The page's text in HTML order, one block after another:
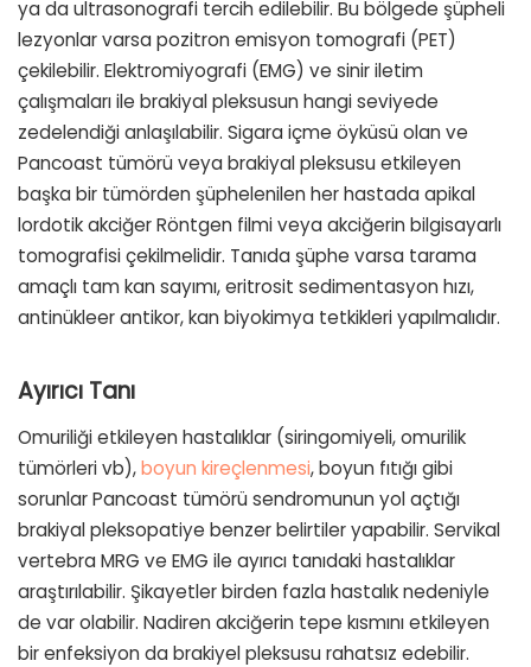
ya da ultrasonografi tercih edilebilir. Bu bölgede şüpheli
lezyonlar varsa pozitron emisyon tomografi (PET)
çekilebilir. Elektromiyografi (EMG) ve sinir iletim
çalışmaları ile brakiyal pleksusun hangi seviyede
zedelendiği anlaşılabilir. Sigara içme öyküsü olan ve
Pancoast tümörü veya brakiyal pleksusu etkileyen
başka bir tümörden şüphelenilen her hastada apikal
lordotik akciğer Röntgen filmi veya akciğerin bilgisayarlı
tomografisi çekilmelidir. Tanıda şüphe varsa tarama
amaçlı tam kan sayımı, eritrosit sedimentasyon hızı,
antinükleer antikor, kan biyokimya tetkikleri yapılmalıdır.
Ayırıcı Tanı
Omuriliği etkileyen hastalıklar (siringomiyeli, omurilik
tümörleri vb),boyun kireçlenmesi, boyun fıtığı gibi
sorunlar Pancoast tümörü sendromunun yol açtığı
brakiyal pleksopatiye benzer belirtiler yapabilir. Servikal
vertebra MRG ve EMG ile ayırıcı tanıdaki hastalıklar
araştırılabilir. Şikayetler birden fazla hastalık nedeniyle
de var olabilir. Nadiren akciğerin tepe kısmını etkileyen
bir enfeksiyon da brakiyel pleksusu rahatsız edebilir.